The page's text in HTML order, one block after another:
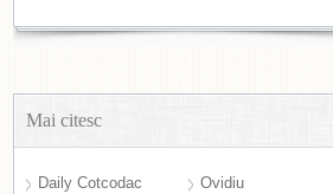
Mai citesc
Daily Cotcodac
Ovidiu